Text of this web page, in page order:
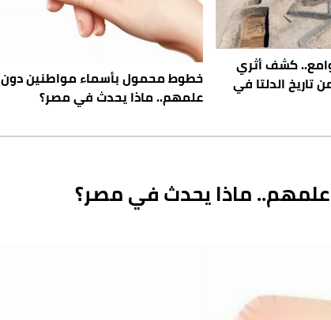
كشف أثري
من تاريخ الدلتا في
خطوط محمول بأسماء مواطنين دون
علمهم.. ماذا يحدث في مصر؟
ماذا يحدث في مصر؟